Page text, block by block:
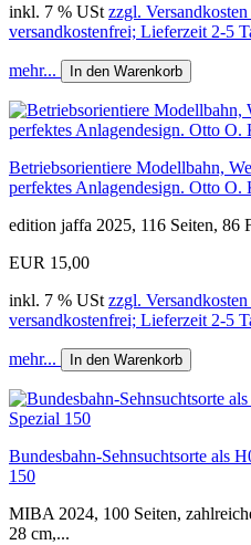
inkl. 7 % USt zzgl.
versandkostenfrei; Lieferzeit 2-5
mehr... In den Warenkorb
Betriebsorientiere Modellbahn,
perfektes Anlagendesign. Otto
edition jaffa 2025, 116 Seiten, 86
EUR 15,00
inkl. 7 % USt zzgl.
versandkostenfrei; Lieferzeit 2-5
mehr... In den Warenkorb
Bundesbahn-Sehnsuchtsorte als
150
MIBA 2024, 100 Seiten,
28 cm,...